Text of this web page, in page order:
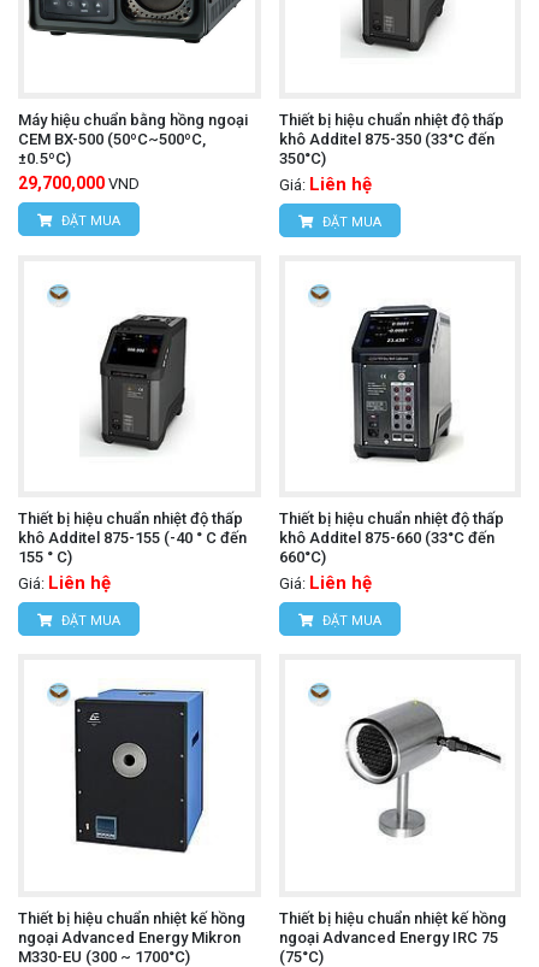
Máy hiệu chuẩn bằng hồng ngoại
CEM BX-500 (50ºC~500ºC,
±0.5ºC)
29,700,000 VND
ĐẶT MUA
Thiết bị hiệu chuẩn nhiệt độ thấp
khô Additel 875-350 (33°C đến
350°C)
Giá: Liên hệ
ĐẶT MUA
Thiết bị hiệu chuẩn nhiệt độ thấp
khô Additel 875-155 (-40 ° C đến
155 ° C)
Giá: Liên hệ
ĐẶT MUA
Thiết bị hiệu chuẩn nhiệt độ thấp
khô Additel 875-660 (33°C đến
660°C)
Giá: Liên hệ
ĐẶT MUA
Thiết bị hiệu chuẩn nhiệt kế hồng
ngoại Advanced Energy Mikron
M330-EU (300 ~ 1700°C)
Thiết bị hiệu chuẩn nhiệt kế hồng
ngoại Advanced Energy IRC 75
(75°C)